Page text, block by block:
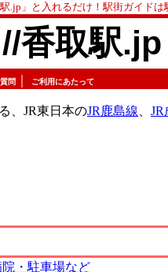
.jp」と入れるだけ！駅街ガイド
香取駅.jp
問 ご利用にあたって
、JR東日本のJR鹿島線 JR
・駐車場など